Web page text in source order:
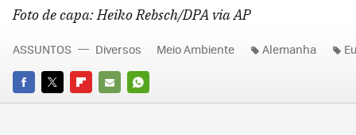
Foto de capa: Heiko Rebsch/DPA via AP
FACEBOOK
TWITTERFLIPBOARD
E-
WHATSAPP
ASSUNTOS Diversos Meio Ambiente Alemanha